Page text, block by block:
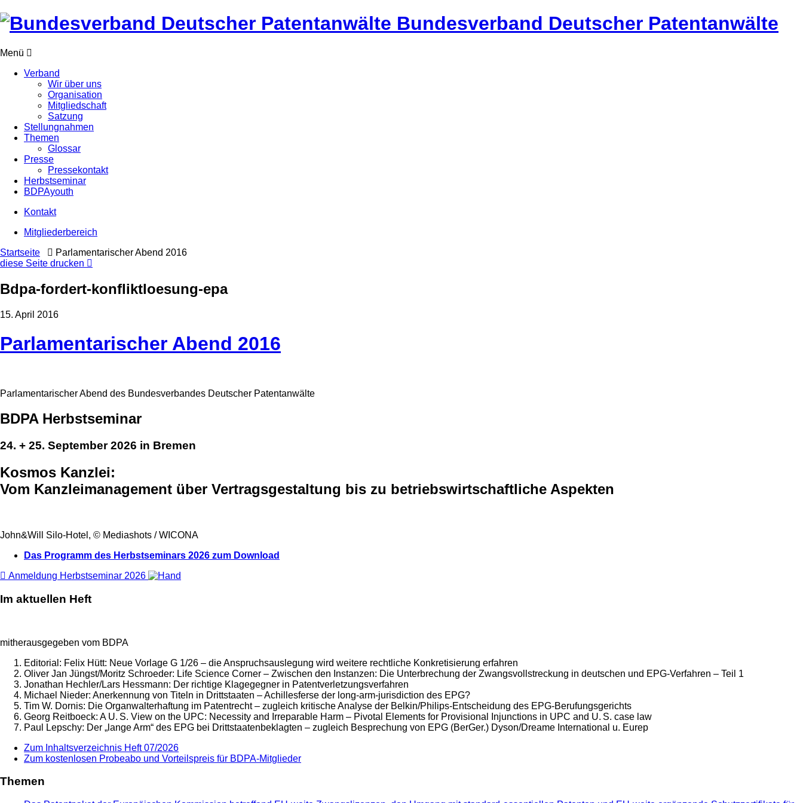
Bundesverband Deutscher Patentanwälte
Menü
Verband
Wir über uns
Organisation
Mitgliedschaft
Satzung
Stellungnahmen
Themen
Glossar
Presse
Pressekontakt
Herbstseminar
BDPAyouth
Kontakt
Mitgliederbereich
Startseite
Parlamentarischer Abend 2016
diese Seite drucken
Bdpa-fordert-konfliktloesung-epa
15. April 2016
Parlamentarischer Abend 2016
Parlamentarischer Abend des Bundesverbandes Deutscher Patentanwälte
BDPA Herbstseminar
24. + 25. September 2026 in Bremen
Kosmos Kanzlei:
Vom Kanzleimanagement über Vertragsgestaltung bis zu betriebswirtschaftliche Aspekten
John&Will Silo-Hotel, © Mediashots / WICONA
Das Programm des Herbstseminars 2026 zum Download
Anmeldung Herbstseminar 2026
Im aktuellen Heft
mitherausgegeben vom BDPA
Editorial: Felix Hütt: Neue Vorlage G 1/26 – die Anspruchsauslegung wird weitere rechtliche Konkretisierung erfahren
Oliver Jan Jüngst/Moritz Schroeder: Life Science Corner – Zwischen den Instanzen: Die Unterbrechung der Zwangsvollstreckung in deutschen und EPG-Verfahren – Teil 1
Jonathan Hechler/Lars Hessmann: Der richtige Klagegegner in Patentverletzungsverfahren
Michael Nieder: Anerkennung von Titeln in Drittstaaten – Achillesferse der long-arm-jurisdiction des EPG?
Tim W. Dornis: Die Organwalterhaftung im Patentrecht – zugleich kritische Analyse der Belkin/Philips-Entscheidung des EPG-Berufungsgerichts
Georg Reitboeck: A U. S. View on the UPC: Necessity and Irreparable Harm – Pivotal Elements for Provisional Injunctions in UPC and U. S. case law
Paul Lepschy: Der „lange Arm“ des EPG bei Drittstaatenbeklagten – zugleich Besprechung von EPG (BerGer.) Dyson/Dreame International u. Eurep
Zum Inhaltsverzeichnis Heft 07/2026
Zum kostenlosen Probeabo und Vorteilspreis für BDPA-Mitglieder
Themen